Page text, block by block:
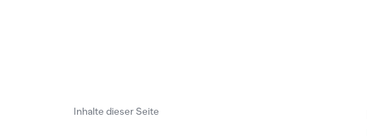
Inhalte dieser Seite